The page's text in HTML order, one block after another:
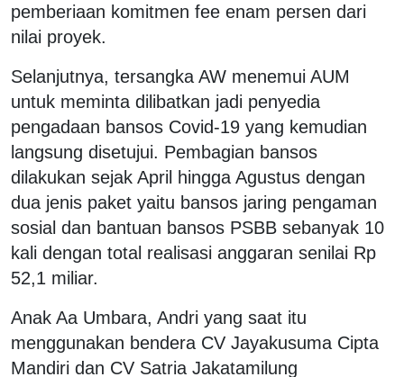
pemberiaan komitmen fee enam persen dari
nilai proyek.
Selanjutnya, tersangka AW menemui AUM
untuk meminta dilibatkan jadi penyedia
pengadaan bansos Covid-19 yang kemudian
langsung disetujui. Pembagian bansos
dilakukan sejak April hingga Agustus dengan
dua jenis paket yaitu bansos jaring pengaman
sosial dan bantuan bansos PSBB sebanyak 10
kali dengan total realisasi anggaran senilai Rp
52,1 miliar.
Anak Aa Umbara, Andri yang saat itu
menggunakan bendera CV Jayakusuma Cipta
Mandiri dan CV Satria Jakatamilung